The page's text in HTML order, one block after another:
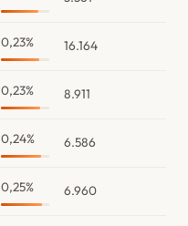
0,23% 16.164
0,23% 8.911
0,24% 6.586
0,25% 6.960